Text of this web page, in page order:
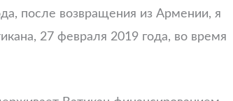
после возвращения из Армении, я
27 февраля 2019 года, во время